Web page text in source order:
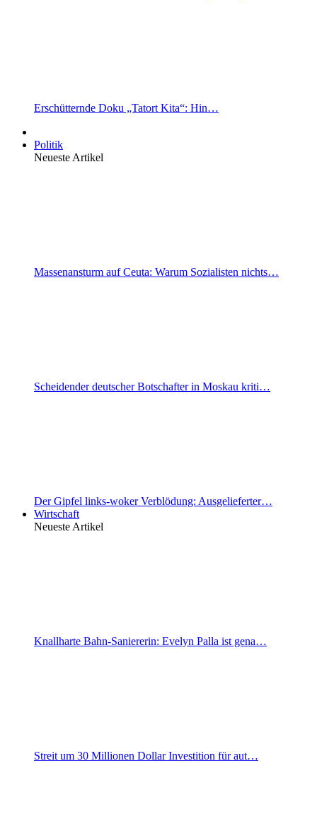
Erschütternde Doku „Tatort Kita“: Hin…
Politik
Neueste Artikel
Massenansturm auf Ceuta: Warum Sozialisten nichts…
Scheidender deutscher Botschafter in Moskau kriti…
Der Gipfel links-woker Verblödung: Ausgelieferter…
Wirtschaft
Neueste Artikel
Knallharte Bahn-Saniererin: Evelyn Palla ist gena…
Streit um 30 Millionen Dollar Investition für aut…